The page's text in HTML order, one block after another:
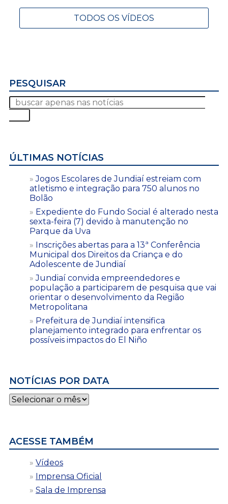
TODOS OS VÍDEOS
PESQUISAR
ÚLTIMAS NOTÍCIAS
Jogos Escolares de Jundiaí estreiam com
atletismo e integração para 750 alunos no
Bolão
Expediente do Fundo Social é alterado nesta
sexta-feira (7) devido à manutenção no
Parque da Uva
Inscrições abertas para a 13ª Conferência
Municipal dos Direitos da Criança e do
Adolescente de Jundiaí
Jundiaí convida empreendedores e
população a participarem de pesquisa que vai
orientar o desenvolvimento da Região
Metropolitana
Prefeitura de Jundiaí intensifica
planejamento integrado para enfrentar os
possíveis impactos do El Niño
NOTÍCIAS POR DATA
Notícias
por
ACESSE TAMBÉM
Vídeos
Imprensa Oficial
Sala de Imprensa